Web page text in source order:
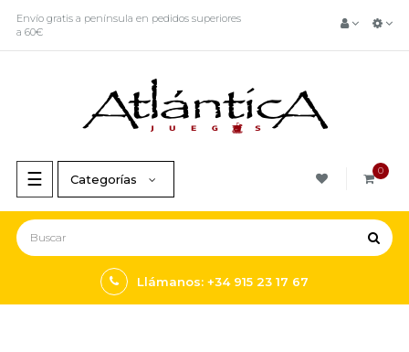
Envío gratis a península en pedidos superiores
a 60€
Navegación
de
palanca
☰ 0
Categorías
Llámanos: +34 915 23 17 67